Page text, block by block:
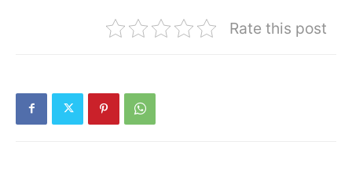
Rate this post